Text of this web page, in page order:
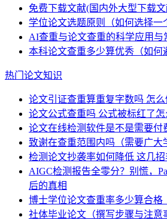
免费下载文献(国内外大型下载
学位论文选题原则（如何选择一
AI查重与论文查重的科学应用与
本科论文查重多少算优秀（如何
热门论文知识
论文引证查重算重复字数吗 怎
论文公式查重吗 公式被标红了怎
论文在线检测软件是不是需要付
致谢在查重范围内吗（需要广大
检测论文抄袭率如何降低 这几招
AIGC检测报告全零分？别慌，
后的真相
博士学位论文查重率多少算合格
社体毕业论文（撰写步骤与注意